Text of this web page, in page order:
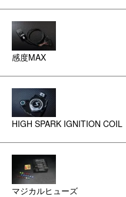
感度MAX
HIGH SPARK IGNITION COIL
マジカルヒューズ